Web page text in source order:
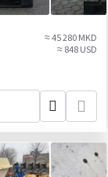
≈ 45 280 MKD
≈ 848 USD